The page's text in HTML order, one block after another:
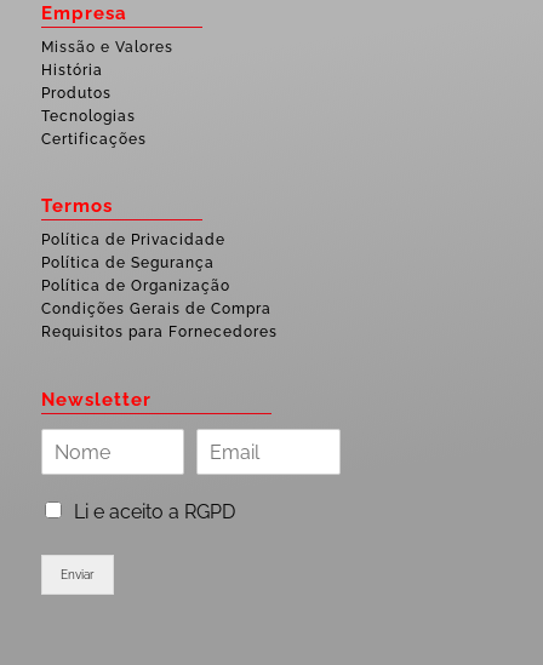
Empresa
Missão e Valores
História
Produtos
Tecnologias
Certificações
Termos
Política de Privacidade
Política de Segurança
Política de Organização
Condições Gerais de Compra
Requisitos para Fornecedores
Newsletter
Li e aceito a RGPD
Enviar